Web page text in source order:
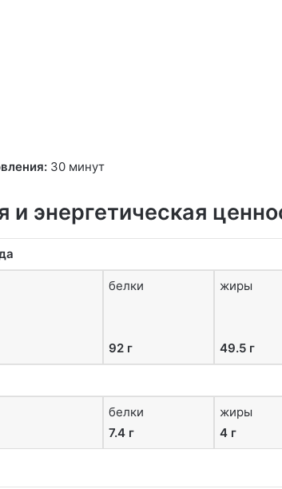
30 минут
и энергетическая
белки
92 г
жиры
49.5 г
белки
7.4 г
жиры
4 г